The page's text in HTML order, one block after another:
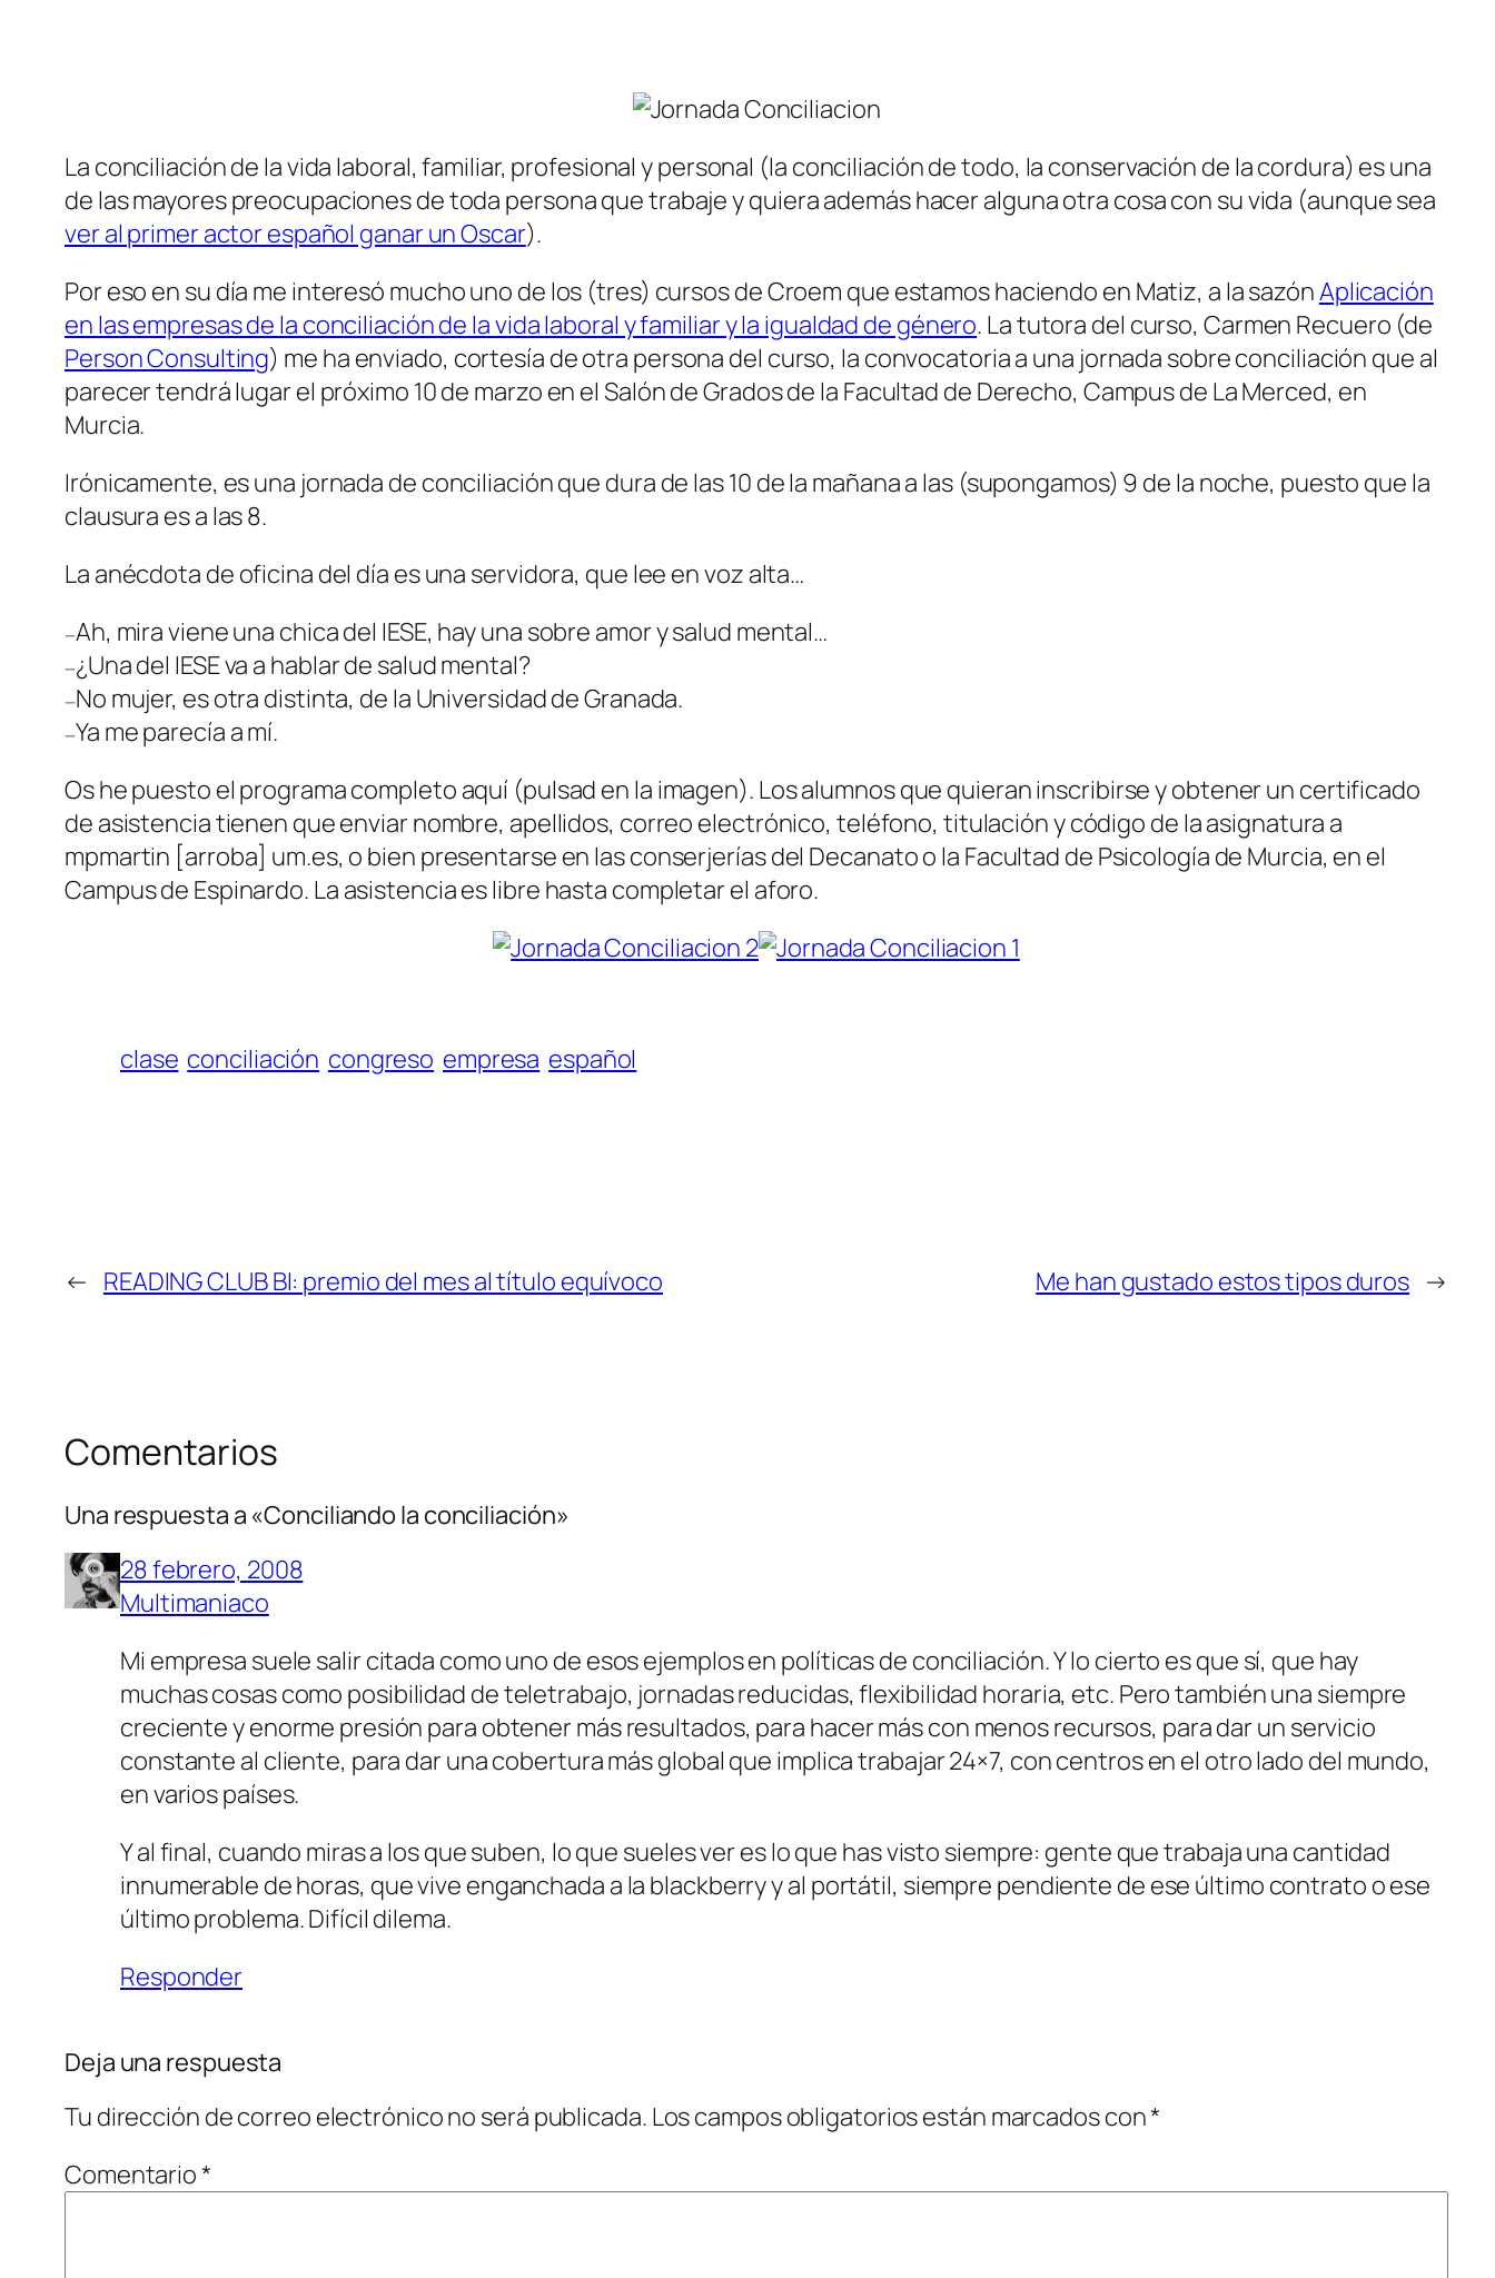
La conciliación de la vida laboral, familiar, profesional y personal (la conciliación de todo, la conservación de la cordura) es una
de las mayores preocupaciones de toda persona que trabaje y quiera además hacer alguna otra cosa con su vida (aunque sea
ver al primer actor español ganar un Oscar).
Por eso en su día me interesó mucho uno de los (tres) cursos de Croem que estamos haciendo en Matiz, a la sazónAplicación
en las empresas de la conciliación de la vida laboral y familiar y la igualdad de género. La tutora del curso, Carmen Recuero (de
Person Consulting) me ha enviado, cortesía de otra persona del curso, la convocatoria a una jornada sobre conciliación que al
parecer tendrá lugar el próximo 10 de marzo en el Salón de Grados de la Facultad de Derecho, Campus de La Merced, en
Murcia.
Irónicamente, es una jornada de conciliación que dura de las 10 de la mañana a las (supongamos) 9 de la noche, puesto que la
clausura es a las 8.
La anécdota de oficina del día es una servidora, que lee en voz alta…
—Ah, mira viene una chica del IESE, hay una sobre amor y salud mental…
—¿Una del IESE va a hablar de salud mental?
—No mujer, es otra distinta, de la Universidad de Granada.
—Ya me parecía a mí.
Os he puesto el programa completo aquí (pulsad en la imagen). Los alumnos que quieran inscribirse y obtener un certificado
de asistencia tienen que enviar nombre, apellidos, correo electrónico, teléfono, titulación y código de la asignatura a
mpmartin [arroba] um.es, o bien presentarse en las conserjerías del Decanato o la Facultad de Psicología de Murcia, en el
Campus de Espinardo. La asistencia es libre hasta completar el aforo.
clase conciliación congreso empresa español
← READING CLUB BI: premio del mes al título equívoco Me han gustado estos tipos duros →
Comentarios
Una respuesta a «Conciliando la conciliación»
28 febrero, 2008
Multimaniaco
Mi empresa suele salir citada como uno de esos ejemplos en políticas de conciliación. Y lo cierto es que sí, que hay
muchas cosas como posibilidad de teletrabajo, jornadas reducidas, flexibilidad horaria, etc. Pero también una siempre
creciente y enorme presión para obtener más resultados, para hacer más con menos recursos, para dar un servicio
constante al cliente, para dar una cobertura más global que implica trabajar 24×7, con centros en el otro lado del mundo,
en varios países.
Y al final, cuando miras a los que suben, lo que sueles ver es lo que has visto siempre: gente que trabaja una cantidad
innumerable de horas, que vive enganchada a la blackberry y al portátil, siempre pendiente de ese último contrato o ese
último problema. Difícil dilema.
Responder
Deja una respuesta
Tu dirección de correo electrónico no será publicada. Los campos obligatorios están marcados con*
Comentario*